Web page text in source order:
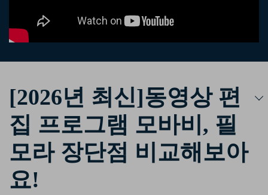
[2026년 최신]동영상 편
집 프로그램 모바비, 필
모라 장단점 비교해보아
요!